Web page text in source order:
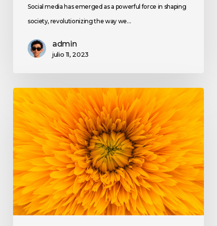
Social media has emerged as a powerful force in shaping
society, revolutionizing the way we…
admin
julio 11, 2023
Emerging
Trends
and
Technologies